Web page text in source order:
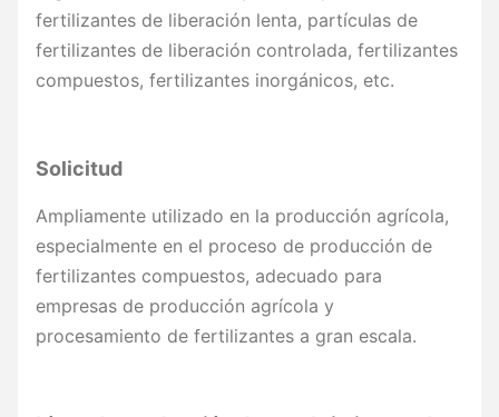
fertilizantes de liberación lenta, partículas de
fertilizantes de liberación controlada, fertilizantes
compuestos, fertilizantes inorgánicos, etc.
Solicitud
Ampliamente utilizado en la producción agrícola,
especialmente en el proceso de producción de
fertilizantes compuestos, adecuado para
empresas de producción agrícola y
procesamiento de fertilizantes a gran escala.